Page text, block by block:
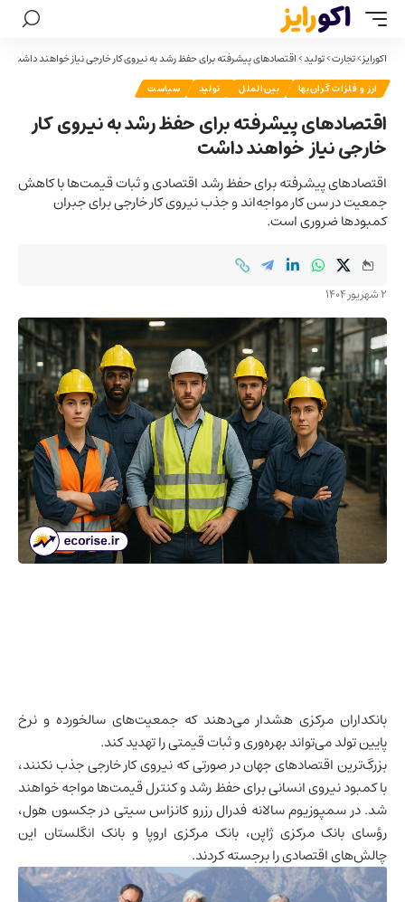
اکورایز>تجارت>تولید>اقتصادهای پیشرفته برای حفظ رشد به نیروی کار خارجی نیاز خواهند داشت
ارز و فلزات گران‌بها بین‌الملل تولید سیاست
اقتصادهای پیشرفته برای حفظ رشد به نیروی کار
خارجی نیاز خواهند داشت
اقتصادهای پیشرفته برای حفظ رشد اقتصادی و ثبات قیمت‌ها با کاهش
جمعیت در سن کار مواجه‌اند و جذب نیروی کار خارجی برای جبران
کمبودها ضروری است.
2 شهریور 1404
بانکداران مرکزی هشدار می‌دهند که جمعیت‌های سالخورده و نرخ
پایین تولد می‌تواند بهره‌وری و ثبات قیمتی را تهدید کند.
بزرگ‌ترین اقتصادهای جهان در صورتی که نیروی کار خارجی جذب نکنند،
با کمبود نیروی انسانی برای حفظ رشد و کنترل قیمت‌ها مواجه خواهند
شد. در سمپوزیوم سالانه فدرال رزرو کانزاس سیتی در جکسون هول،
رؤسای بانک مرکزی ژاپن، بانک مرکزی اروپا و بانک انگلستان این
چالش‌های اقتصادی را برجسته کردند.